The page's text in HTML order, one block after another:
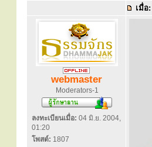
เมื่อ:
webmaster
Moderators-1
ลงทะเบียนเมื่อ: 04 มิ.ย. 2004,
01:20
โพสต์: 1807